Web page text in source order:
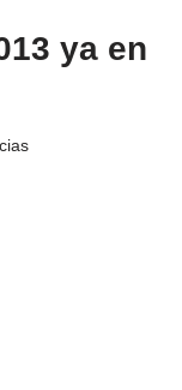
ya en